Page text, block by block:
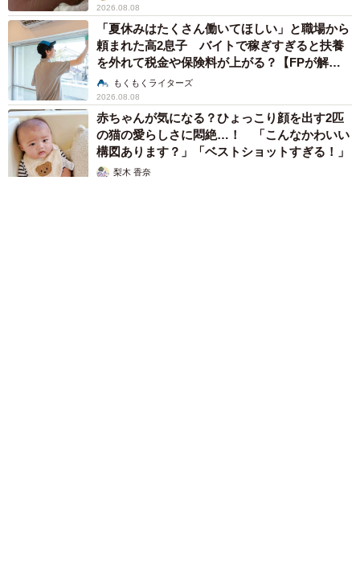
2026.08.08
「夏休みはたくさん働いてほしい」と職場から
頼まれた高2息子 バイトで稼ぎすぎると扶養
を外れて税金や保険料が上がる？【FPが解
説】もくもくライターズ
2026.08.08
赤ちゃんが気になる？ひょっこり顔を出す2匹
の猫の愛らしさに悶絶…！ 「こんなかわいい
構図あります？」「ベストショットすぎる！」
梨木 香奈